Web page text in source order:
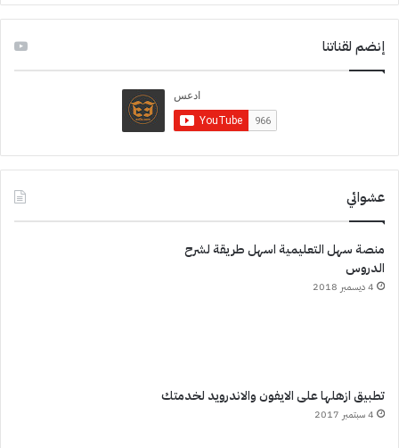
إنضم لقناتنا
عشوائي
منصة سهل التعليمية اسهل طريقة لشرح
الدروس
4 ديسمبر 2018
تطبيق ازهلها على الايفون والاندرويد لخدمتك
4 سبتمبر 2017